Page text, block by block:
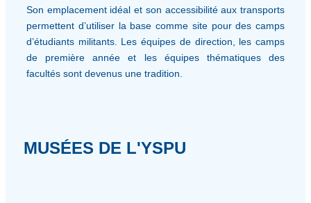
Son emplacement idéal et son accessibilité aux transports
permettent d’utiliser la base comme site pour des camps
d’étudiants militants. Les équipes de direction, les camps
de première année et les équipes thématiques des
facultés sont devenus une tradition.
MUSÉES DE L'YSPU